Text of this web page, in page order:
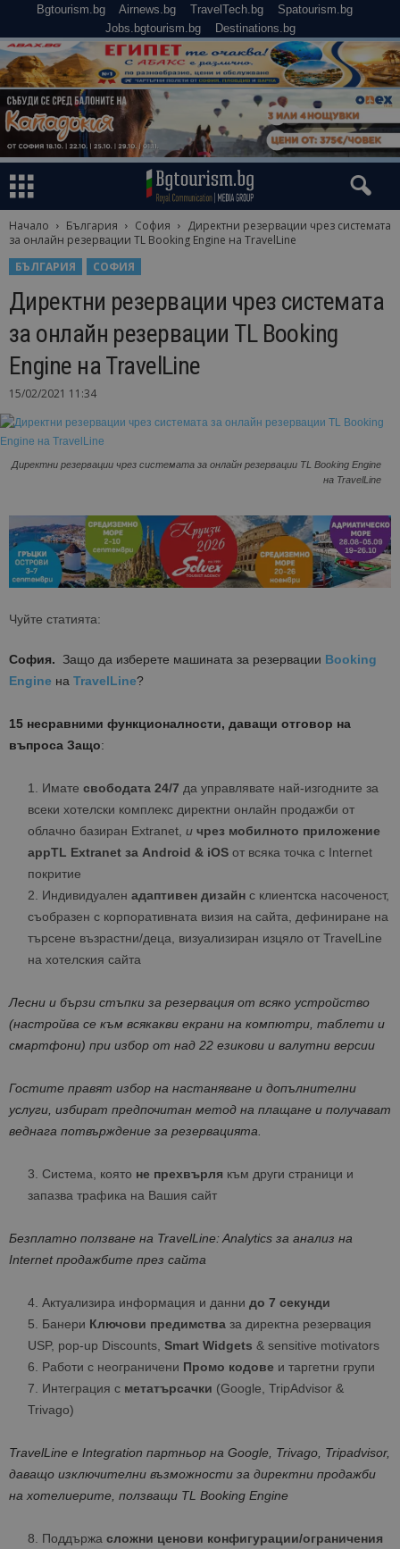
Bgtourism.bg Airnews.bg TravelTech.bg
Spatourism.bg
Jobs.bgtourism.bg
Destinations.bg
Начало България София
Директни резервации чрез системата
за онлайн резервации TL Booking Engine на TravelLine
БЪЛГАРИЯ
СОФИЯ
Директни резервации чрез системата
за онлайн резервации TL Booking
Engine на TravelLine
15/02/2021 11:34
Директни резервации чрез системата за онлайн резервации TL Booking Engine
на TravelLine
Чуйте статията:
София. Защо да изберете машината за резервации Booking
Engine на TravelLine?
15 несравними функционалности, даващи отговор на
въпроса Защо:
Имате свободата 24/7 да управлявате най-изгодните за
всеки хотелски комплекс директни онлайн продажби от
облачно базиран Extranet, и чрез мобилното приложение
appTL Extranet за Android & iOS от всяка точка с Internet
покритие
Индивидуален адаптивен дизайн с клиентска насоченост,
съобразен с корпоративната визия на сайта, дефиниране на
търсене възрастни/деца, визуализиран изцяло от TravelLine
на хотелския сайта
Лесни и бързи стъпки за резервация от всяко устройство
(настройва се към всякакви екрани на компютри, таблети и
смартфони) при избор от над 22 езикови и валутни версии
Гостите правят избор на настаняване и допълнителни
услуги, избират предпочитан метод на плащане и получават
веднага потвърждение за резервацията.
Система, която не прехвърля към други страници и
запазва трафика на Вашия сайт
Безплатно ползване на TravelLine: Analytics за анализ на
Internet продажбите през сайта
Актуализира информация и данни до 7 секунди
Банери Ключови предимства за директна резервация
USP, pop-up Discounts, Smart Widgets & sensitive motivators
Работи с неограничени Промо кодове и таргетни групи
Интеграция с метатърсачки (Google, TripAdvisor &
Trivago)
TravelLine е Integration партньор на Google, Trivago, Tripadvisor,
даващо изключителни възможности за директни продажби
на хотелиерите, ползващи TL Booking Engine
Поддържа сложни ценови конфигурации/ограничения